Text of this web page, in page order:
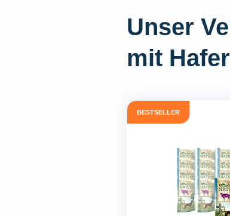
Unser
mit
BESTSELLER